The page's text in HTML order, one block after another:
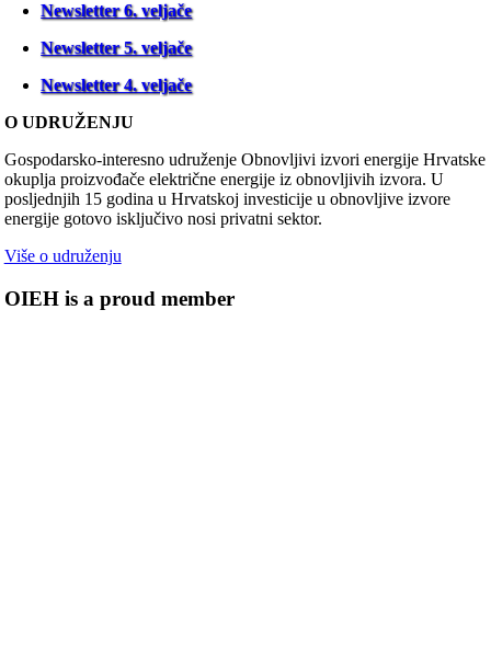
Newsletter 6. veljače
Newsletter 5. veljače
Newsletter 4. veljače
O UDRUŽENJU
Gospodarsko-interesno udruženje Obnovljivi izvori energije Hrvatske
okuplja proizvođače električne energije iz obnovljivih izvora. U
posljednjih 15 godina u Hrvatskoj investicije u obnovljive izvore
energije gotovo isključivo nosi privatni sektor.
Više o udruženju
OIEH is a proud member